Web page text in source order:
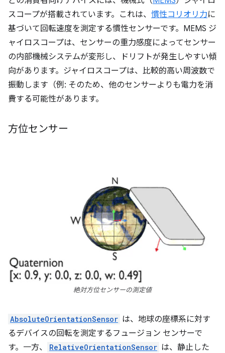
スコープが搭載されています。これは、 慣性コリオリ力に
基づいて回転速度を測定する慣性センサーです。MEMS ジ
ャイロスコープは、センサーの重力感度によってセンサー
の内部機械システムが変形し、ドリフトが発生しやすい傾
向があります。ジャイロスコープは、比較的高い周波数で
振動します（例: そのため、他のセンサーよりも電力を消
費する可能性があります。
方位センサー
絶対方位センサーの測定値
AbsoluteOrientationSensor は、地球の座標系に対す
るデバイスの回転を測定するフュージョン センサーで
す。一方、
RelativeOrientationSensor は、静止した